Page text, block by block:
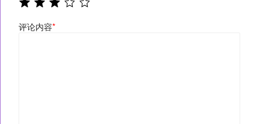
评论内容*